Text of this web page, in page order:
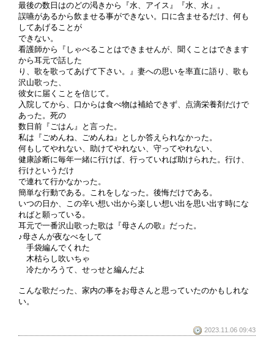
最後の数日はのどの渇きから『水、アイス』『水、水』。
誤嚥があるから飲ませる事ができない。口に含ませるだけ、何も
してあげることが
できない。
看護師から『しゃべることはできませんが、聞くことはできます
から耳元で話した
り、歌を歌ってあげて下さい。』妻への思いを率直に語り、歌も
沢山歌った、
彼女に届くことを信じて。
入院してから、口からは食べ物は補給できず、点滴栄養剤だけで
あった。死の
数日前『ごはん』と言った。
私は『ごめんね、ごめんね』としか答えられなかった。
何もしてやれない、助けてやれない、守ってやれない、
健康診断に毎年一緒に行けば、行っていれば助けられた。行け、
行けというだけ
で連れて行かなかった。
簡単な行動である。これをしなった。後悔だけである。
いつの日か、この辛い想い出から楽しい想い出を思い出す時にな
ればと願っている。
耳元で一番沢山歌った歌は『母さんの歌』だった。
♪母さんが夜なべをして
手袋編んでくれた
木枯らし吹いちゃ
冷たかろうて、せっせと編んだよ
こんな歌だった、家内の事をお母さんと思っていたのかもしれな
い。
2023.11.06 09:43